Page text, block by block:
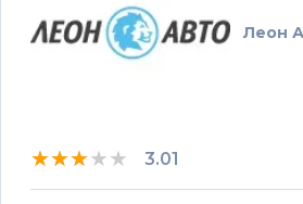
Леон
★★★★★
★★★★★
★★★★★ 3.01